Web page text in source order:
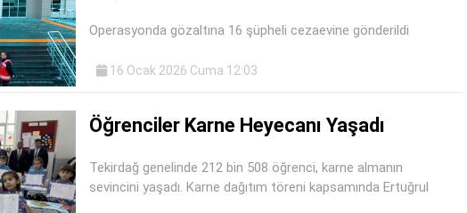
Operasyonda gözaltına 16 şüpheli cezaevine gönderildi
16 Ocak 2026 Cuma 12:03
Öğrenciler Karne Heyecanı Yaşadı
Tekirdağ genelinde 212 bin 508 öğrenci, karne almanın
sevincini yaşadı. Karne dağıtım töreni kapsamında Ertuğrul